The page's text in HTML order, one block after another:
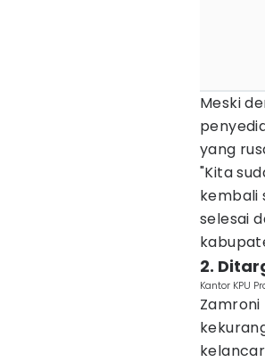
Meski
yang
"Kita
kembali
selesai
2.
Kantor KPU